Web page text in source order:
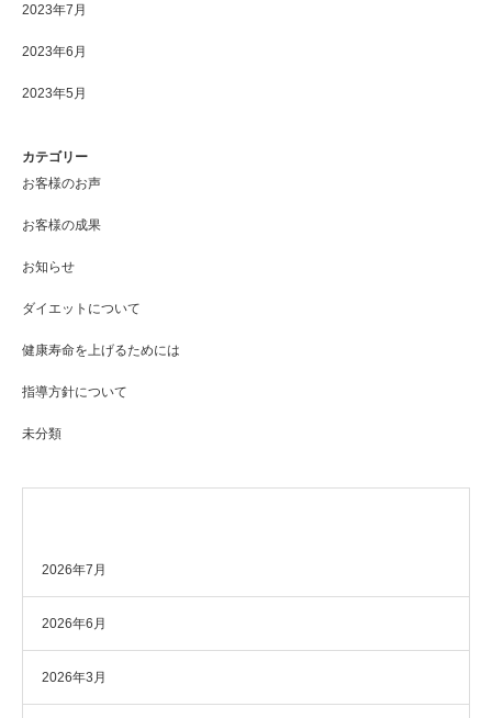
2023年7月
2023年6月
2023年5月
カテゴリー
お客様のお声
お客様の成果
お知らせ
ダイエットについて
健康寿命を上げるためには
指導方針について
未分類
2026年7月
2026年6月
2026年3月